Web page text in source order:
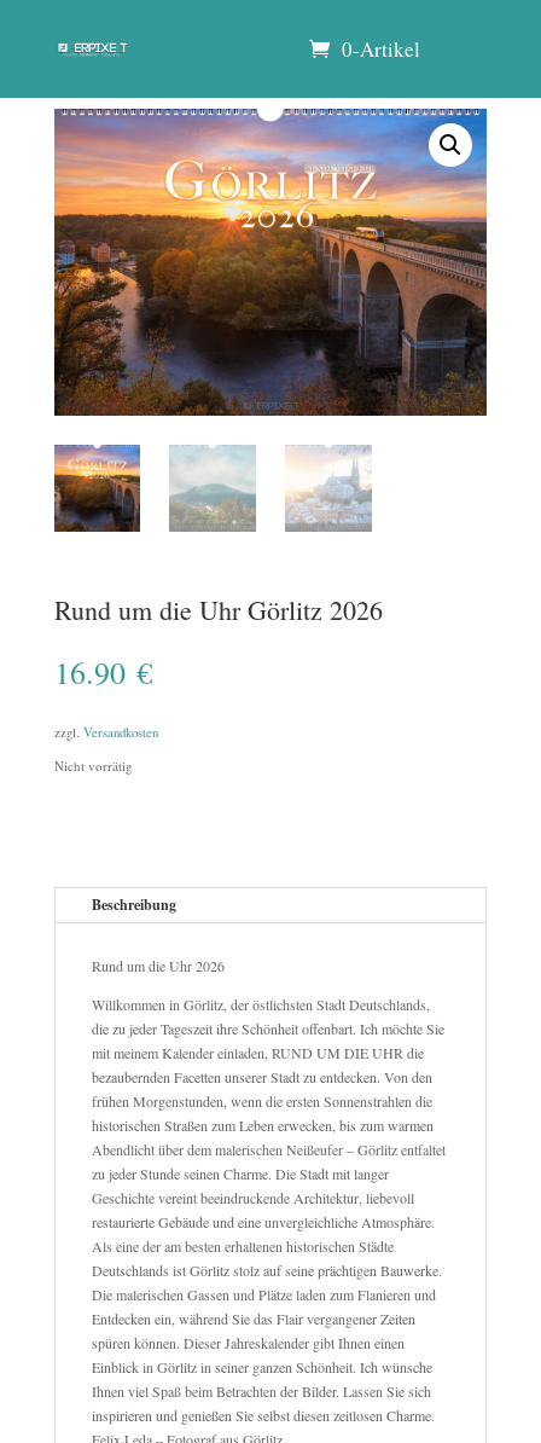
0-Artikel
Rund um die Uhr Görlitz 2026
16.90 €
zzgl. Versandkosten
Nicht vorrätig
Beschreibung
Rund um die Uhr 2026
Willkommen in Görlitz, der östlichsten Stadt Deutschlands,
die zu jeder Tageszeit ihre Schönheit offenbart. Ich möchte Sie
mit meinem Kalender einladen, RUND UM DIE UHR die
bezaubernden Facetten unserer Stadt zu entdecken. Von den
frühen Morgenstunden, wenn die ersten Sonnenstrahlen die
historischen Straßen zum Leben erwecken, bis zum warmen
Abendlicht über dem malerischen Neißeufer – Görlitz entfaltet
zu jeder Stunde seinen Charme. Die Stadt mit langer
Geschichte vereint beeindruckende Architektur, liebevoll
restaurierte Gebäude und eine unvergleichliche Atmosphäre.
Als eine der am besten erhaltenen historischen Städte
Deutschlands ist Görlitz stolz auf seine prächtigen Bauwerke.
Die malerischen Gassen und Plätze laden zum Flanieren und
Entdecken ein, während Sie das Flair vergangener Zeiten
spüren können. Dieser Jahreskalender gibt Ihnen einen
Einblick in Görlitz in seiner ganzen Schönheit. Ich wünsche
Ihnen viel Spaß beim Betrachten der Bilder. Lassen Sie sich
inspirieren und genießen Sie selbst diesen zeitlosen Charme.